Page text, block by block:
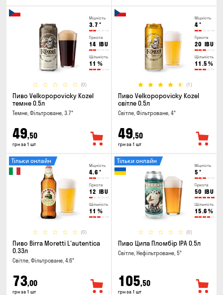
Міцність
3.7 °
Гіркота
14 IBU
Щільність
11 %
(0)
Пиво Velkopopovicky Kozel
темне 0.5л
Темне, Фільтроване, 3.7°
49,50
грн за 1 шт
Міцність
4°
Гіркота
20 IBU
Щільність
11.5 %
(1)
Пиво Velkopopovicky Kozel
світле 0.5л
Світле, Фільтроване, 4°
49,50
грн за 1 шт
Міцність
4.6 °
Гіркота
12 IBU
Щільність
11 %
(0)
Тільки онлайн
Пиво Birra Moretti L'autentica
0.33л
Світле, Фільтроване, 4.6°
73,00
грн за 1 шт
Міцність
5 °
Гіркота
50 IBU
Щільність
15.6 %
(0)
Тільки онлайн
Пиво Ципа Пломбір IPA 0.5л
Світле, Нефільтроване, 5°
105,50
грн за 1 шт